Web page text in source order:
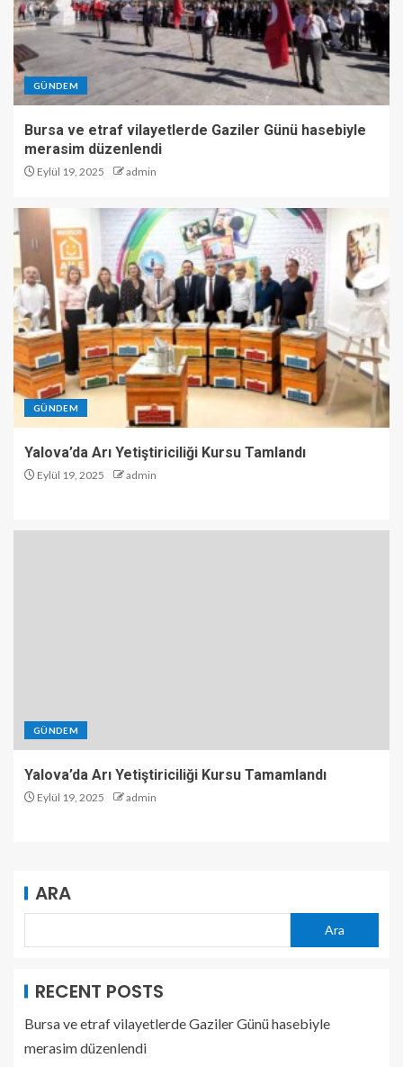
GÜNDEM
Bursa ve etraf vilayetlerde Gaziler Günü hasebiyle
merasim düzenlendi
Eylül 19, 2025 admin
GÜNDEM
Yalova’da Arı Yetiştiriciliği Kursu Tamlandı
Eylül 19, 2025 admin
GÜNDEM
Yalova’da Arı Yetiştiriciliği Kursu Tamamlandı
Eylül 19, 2025 admin
ARA
Ara
RECENT POSTS
Bursa ve etraf vilayetlerde Gaziler Günü hasebiyle
merasim düzenlendi